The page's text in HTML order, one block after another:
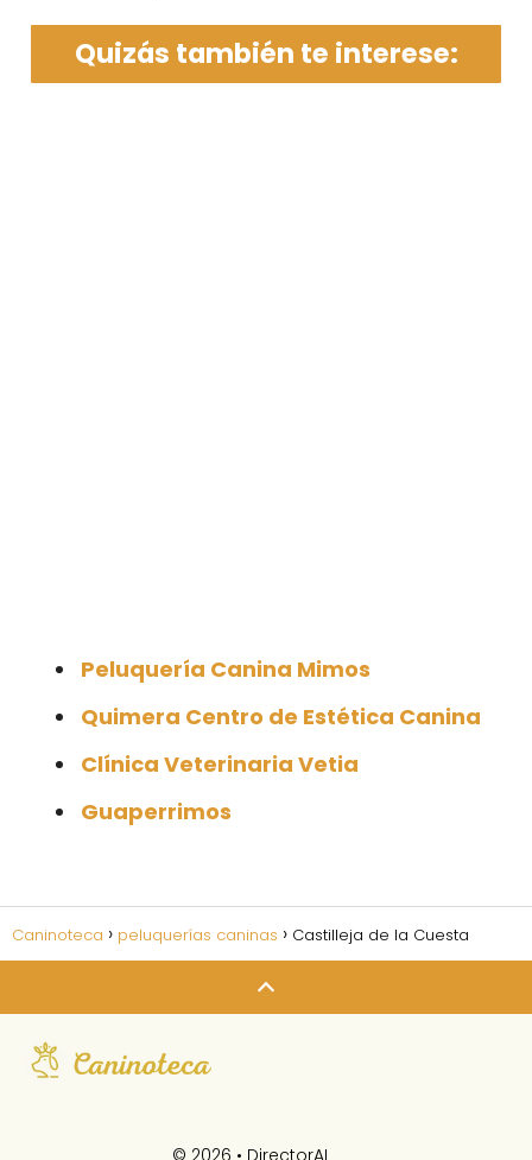
Quizás también te interese:
Peluquería Canina Mimos
Quimera Centro de Estética Canina
Clínica Veterinaria Vetia
Guaperrimos
Caninoteca peluquerías caninas Castilleja de la Cuesta
© 2026 • DirectorAI